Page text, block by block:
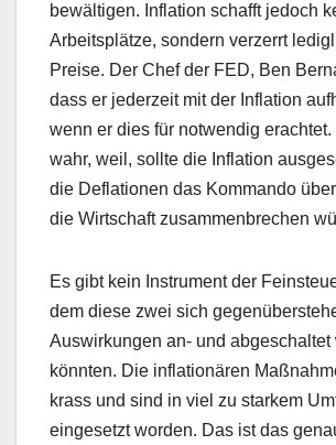
bewältigen. Inflation schafft jedoch
Arbeitsplätze, sondern verzerrt
Preise. Der Chef der FED, Ben
dass er jederzeit mit der Inflation
wenn er dies für notwendig
wahr, weil, sollte die Inflation
die Deflationen das Kommando
die Wirtschaft zusammenbrechen
Es gibt kein Instrument der
dem diese zwei sich
Auswirkungen an- und abgeschaltet
könnten. Die inflationären
krass und sind in viel zu starkem
eingesetzt worden. Das ist das